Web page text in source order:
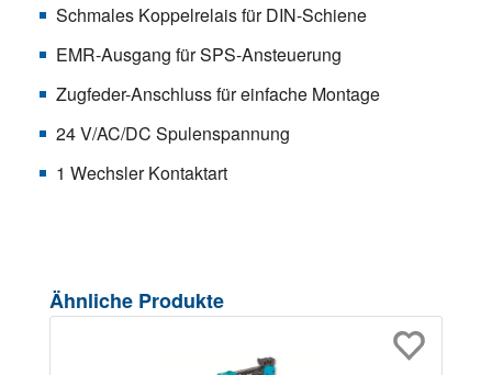
Schmales Koppelrelais für DIN-Schiene
EMR-Ausgang für SPS-Ansteuerung
Zugfeder-Anschluss für einfache Montage
24 V/AC/DC Spulenspannung
1 Wechsler Kontaktart
Produktgalerie überspringen
Ähnliche Produkte